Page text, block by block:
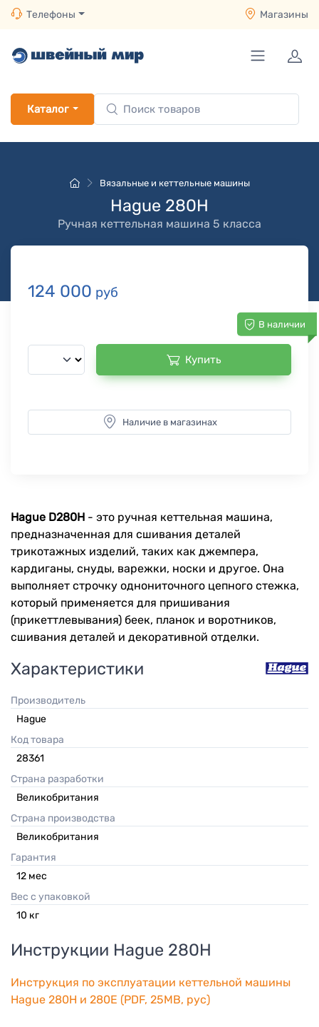
Телефоны Магазины
Каталог
Вязальные и кеттельные машины
Hague 280H
Ручная кеттельная машина 5 класса
124 000 руб
В наличии
Купить
Наличие в магазинах
Hague D280H - это ручная кеттельная машина,
предназначенная для сшивания деталей
трикотажных изделий, таких как джемпера,
кардиганы, снуды, варежки, носки и другое. Она
выполняет строчку однониточного цепного стежка,
который применяется для пришивания
(прикеттлевывания) беек, планок и воротников,
сшивания деталей и декоративной отделки.
Характеристики
Производитель
Hague
Код товара
28361
Страна разработки
Великобритания
Страна производства
Великобритания
Гарантия
12 мес
Вес с упаковкой
10 кг
Инструкции Hague 280H
Инструкция по эксплуатации кеттельной машины
Hague 280H и 280E (PDF, 25MB, рус)